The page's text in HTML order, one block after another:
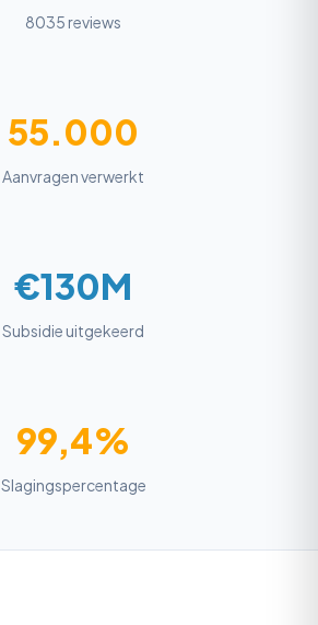
8035 reviews
55.000
Aanvragen verwerkt
€130M
Subsidie uitgekeerd
99,4%
Slagingspercentage